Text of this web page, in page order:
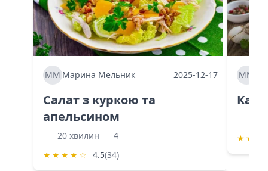
ММ Марина Мельник 2025-12-17
Салат з куркою та
апельсином
20 хвилин
4
★ ★ ★ ★ ☆ 4.5(34)
ММ
★ ★